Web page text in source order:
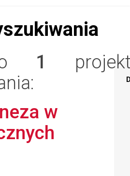
1
w